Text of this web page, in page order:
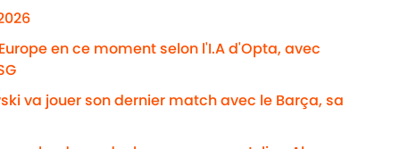
en ce moment selon l'I.A d'Opta, avec
va jouer son dernier match avec le Barça, sa